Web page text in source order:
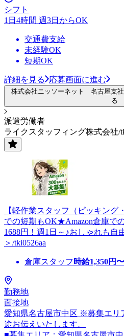
シフト
1日4時間 週3日からOK
交通費支給
未経験OK
短期OK
詳細を見る 応募画面に進む
株式会社ニッソーネット 名古屋支社
る
派遣労働者
ライクスタッフィング株式会社/
【軽作業スタッフ（ピッキン
での短期もOK★Amazon倉庫で
1688円！週1日～♪おしゃれも自
＞/tki0526aa
倉庫スタッフ 時給1,350円〜
勤務地
面接地
愛知県名古屋市中区 ※募集エリ
途お伝えいたします。